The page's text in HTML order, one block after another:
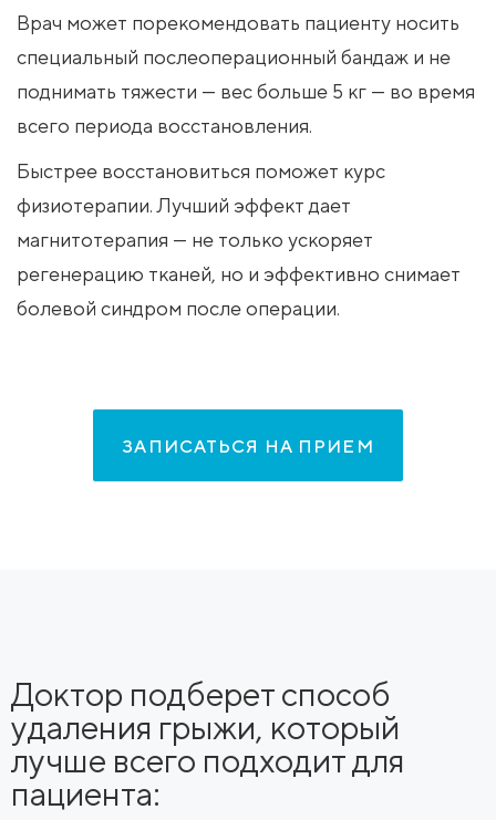
Врач может порекомендовать пациенту носить
специальный послеоперационный бандаж и не
поднимать тяжести — вес больше 5 кг — во время
всего периода восстановления.
Быстрее восстановиться поможет курс
физиотерапии. Лучший эффект дает
магнитотерапия — не только ускоряет
регенерацию тканей, но и эффективно снимает
болевой синдром после операции.
ЗАПИСАТЬСЯ НА ПРИЕМ
Доктор подберет способ
удаления грыжи, который
лучше всего подходит для
пациента: